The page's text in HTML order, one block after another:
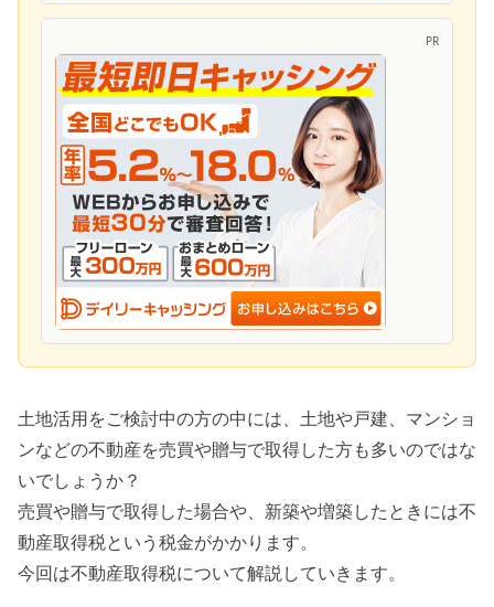
PR
土地活用をご検討中の方の中には、土地や戸建、マンショ
ンなどの不動産を売買や贈与で取得した方も多いのではな
いでしょうか？
売買や贈与で取得した場合や、新築や増築したときには不
動産取得税という税金がかかります。
今回は不動産取得税について解説していきます。